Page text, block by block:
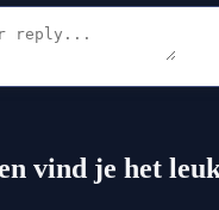
vind je het